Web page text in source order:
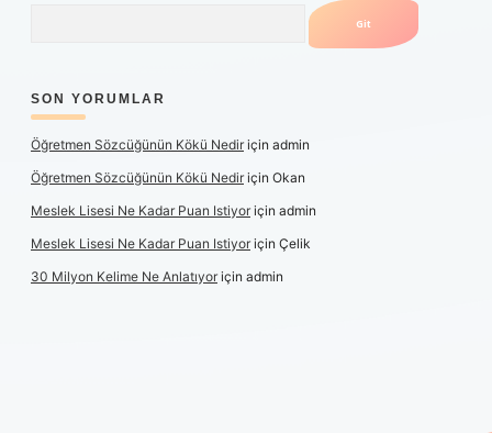
SON YORUMLAR
Öğretmen Sözcüğünün Kökü Nediriçin admin
Öğretmen Sözcüğünün Kökü Nediriçin Okan
Meslek Lisesi Ne Kadar Puan Istiyoriçin admin
Meslek Lisesi Ne Kadar Puan Istiyoriçin Çelik
30 Milyon Kelime Ne Anlatıyoriçin admin